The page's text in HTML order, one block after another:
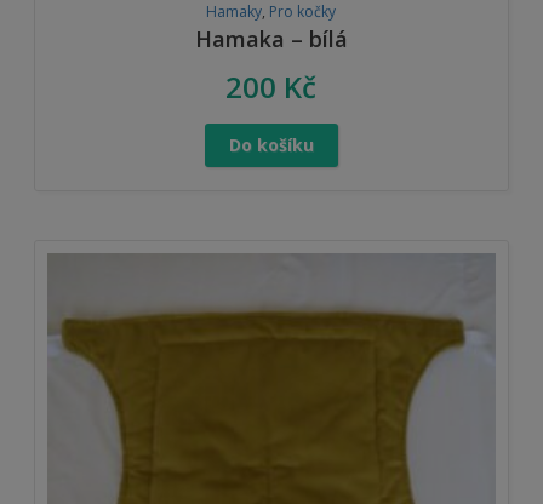
Hamaky, Pro kočky
Hamaka – bílá
200 Kč
Do košíku